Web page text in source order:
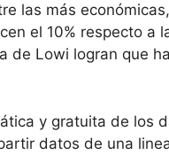
las más
el 10% respecto
de Lowi logran que
y gratuita de los
datos de una